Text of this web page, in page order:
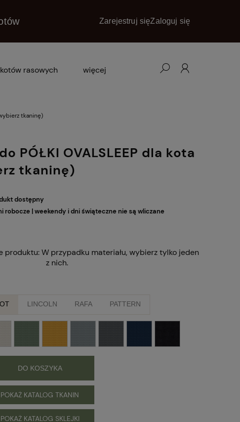
Zarejestruj sięZaloguj się
rasowych więcej
tkaninę)
PÓŁKI OVALSLEEP dla kota
tkaninę)
dostępny
robocze | weekendy i dni świąteczne nie są wliczane
produktu:W przypadku materiału, wybierz tylko jeden
z nich.
LINCOLN RAFA PATTERN
DO KOSZYKA
POKAŻ KATALOG TKANIN
POKAŻ KATALOG SKLEJKI